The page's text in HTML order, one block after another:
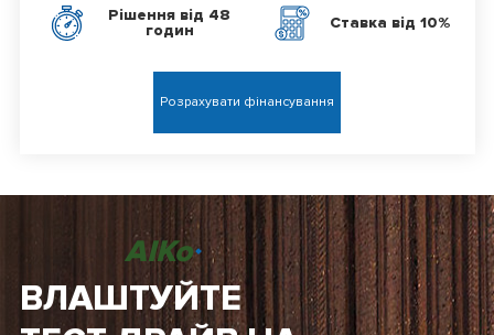
Рішення від 48
годин
Ставка від 10%
Розрахувати фінансування
AIKo
ВЛАШТУЙТЕ